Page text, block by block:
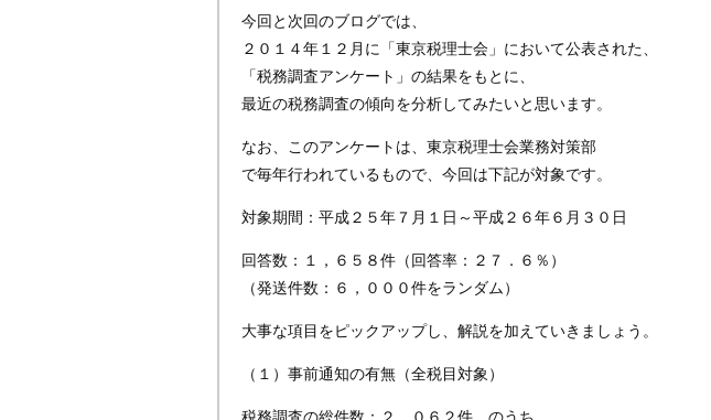
今回と次回のブログでは、
２０１４年１２月に「東京税理士会」において公表された、
「税務調査アンケート」の結果をもとに、
最近の税務調査の傾向を分析してみたいと思います。
なお、このアンケートは、東京税理士会業務対策部
で毎年行われているもので、今回は下記が対象です。
対象期間：平成２５年７月１日～平成２６年６月３０日
回答数：１，６５８件（回答率：２７．６％）
（発送件数：６，０００件をランダム）
大事な項目をピックアップし、解説を加えていきましょう。
（１）事前通知の有無（全税目対象）
税務調査の総件数：２，０６２件 のうち